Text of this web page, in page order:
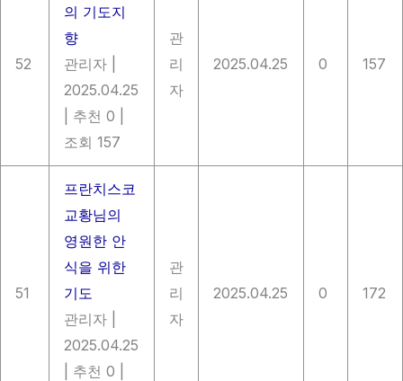
52
의 기도지
향
관리자
2025.04.25
추천 0
조회 157
관
리
자
2025.04.25 0 157
51
프란치스코
교황님의
영원한 안
식을 위한
기도
관리자
2025.04.25
추천 0
관
리
자
2025.04.25 0 172